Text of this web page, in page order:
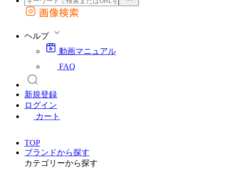
外部サイトの商品をカートに追加
画像検索
ヘルプ
動画マニュアル
FAQ
新規登録
ログイン
カート
TOP
ブランドから探す
カテゴリーから探す